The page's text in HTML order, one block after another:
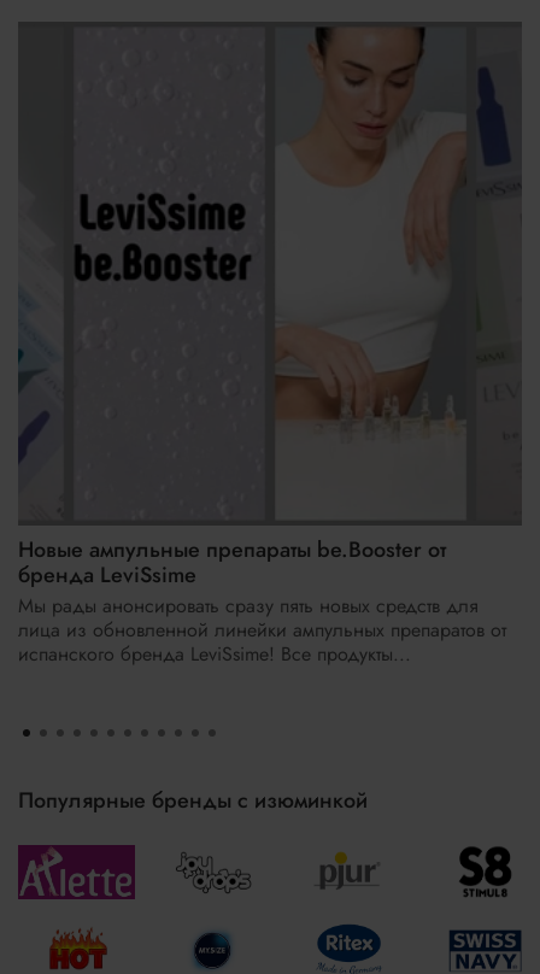
Новые ампульные препараты be.Booster от
бренда LeviSsime
Мы рады анонсировать сразу пять новых средств для
лица из обновленной линейки ампульных препаратов от
испанского бренда LeviSsime! Все продукты...
Популярные бренды с изюминкой